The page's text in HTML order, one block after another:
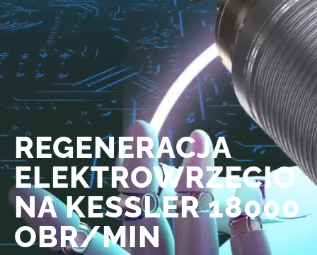
REGENERACJA
ELEKTROWRZECIO
NA KESSLER 18000
OBR/MIN